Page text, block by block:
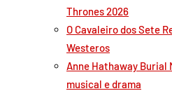
Thrones 2026
O Cavaleiro dos Sete
Westeros
Anne Hathaway
musical e drama